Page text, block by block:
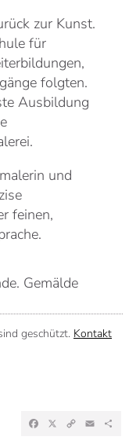
zur Kunst.
für
folgten.
Ausbildung
und
feinen,
geschützt. Kontakt
Facebook
X CopyEmail